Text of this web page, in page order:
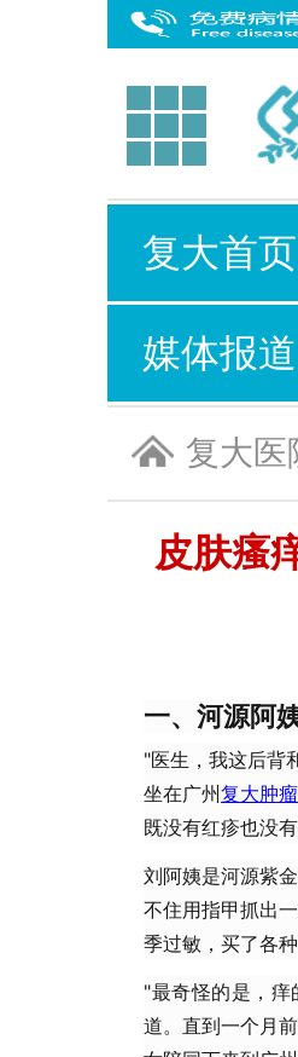
复大首页
媒体报道
复大医
皮肤瘙
一、河源阿
"医生，我这后背
坐在广州复大肿
既没有红疹也没
刘阿姨是河源紫
不住用指甲抓出
季过敏，买了各
"最奇怪的是，
道。直到一个月